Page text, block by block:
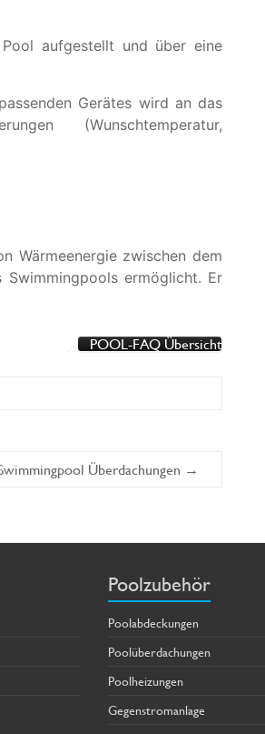
aufgestellt und über eine
Gerätes wird an das
(Wunschtemperatur,
Wärmeenergie zwischen dem
Swimmingpools ermöglicht. Er
POOL-FAQ Übersicht
Überdachungen →
Poolzubehör
Poolabdeckungen
Poolüberdachungen
Poolheizungen
Gegenstromanlage